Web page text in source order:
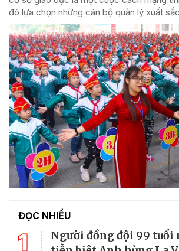
đó lựa chọn những cán bộ quản lý xuất
ĐỌC NHIỀU
1
Người đồng đội 99 tuổi